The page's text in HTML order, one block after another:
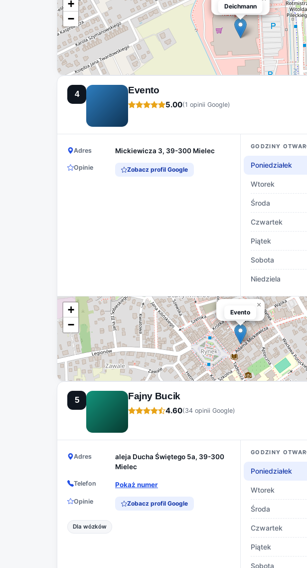
Deichmann
+
−
Deichmann
4 Evento
5.00(1 opinii Google)
Adres Mickiewicza 3, 39-300 Mielec
Opinie Zobacz profil Google
GODZINY
Poniedziałek
Wtorek
Środa
Czwartek
Piątek
Sobota
Niedziela
Evento
×
+
−
Evento
5 Fajny Bucik
4.60(34 opinii Google)
Adres
aleja Ducha Świętego 5a, 39-300
Mielec
Telefon Pokaż numer
Opinie Zobacz profil Google
Dla wózków
GODZINY
Poniedziałek
Wtorek
Środa
Czwartek
Piątek
Sobota